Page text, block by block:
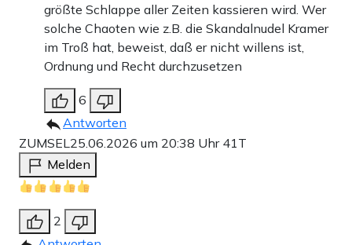
größte Schlappe aller Zeiten kassieren wird. Wer
solche Chaoten wie z.B. die Skandalnudel Kramer
im Troß hat, beweist, daß er nicht willens ist,
Ordnung und Recht durchzusetzen
6
Antworten
ZUMSEL 25.06.2026 um 20:38 Uhr 41T
Melden
2